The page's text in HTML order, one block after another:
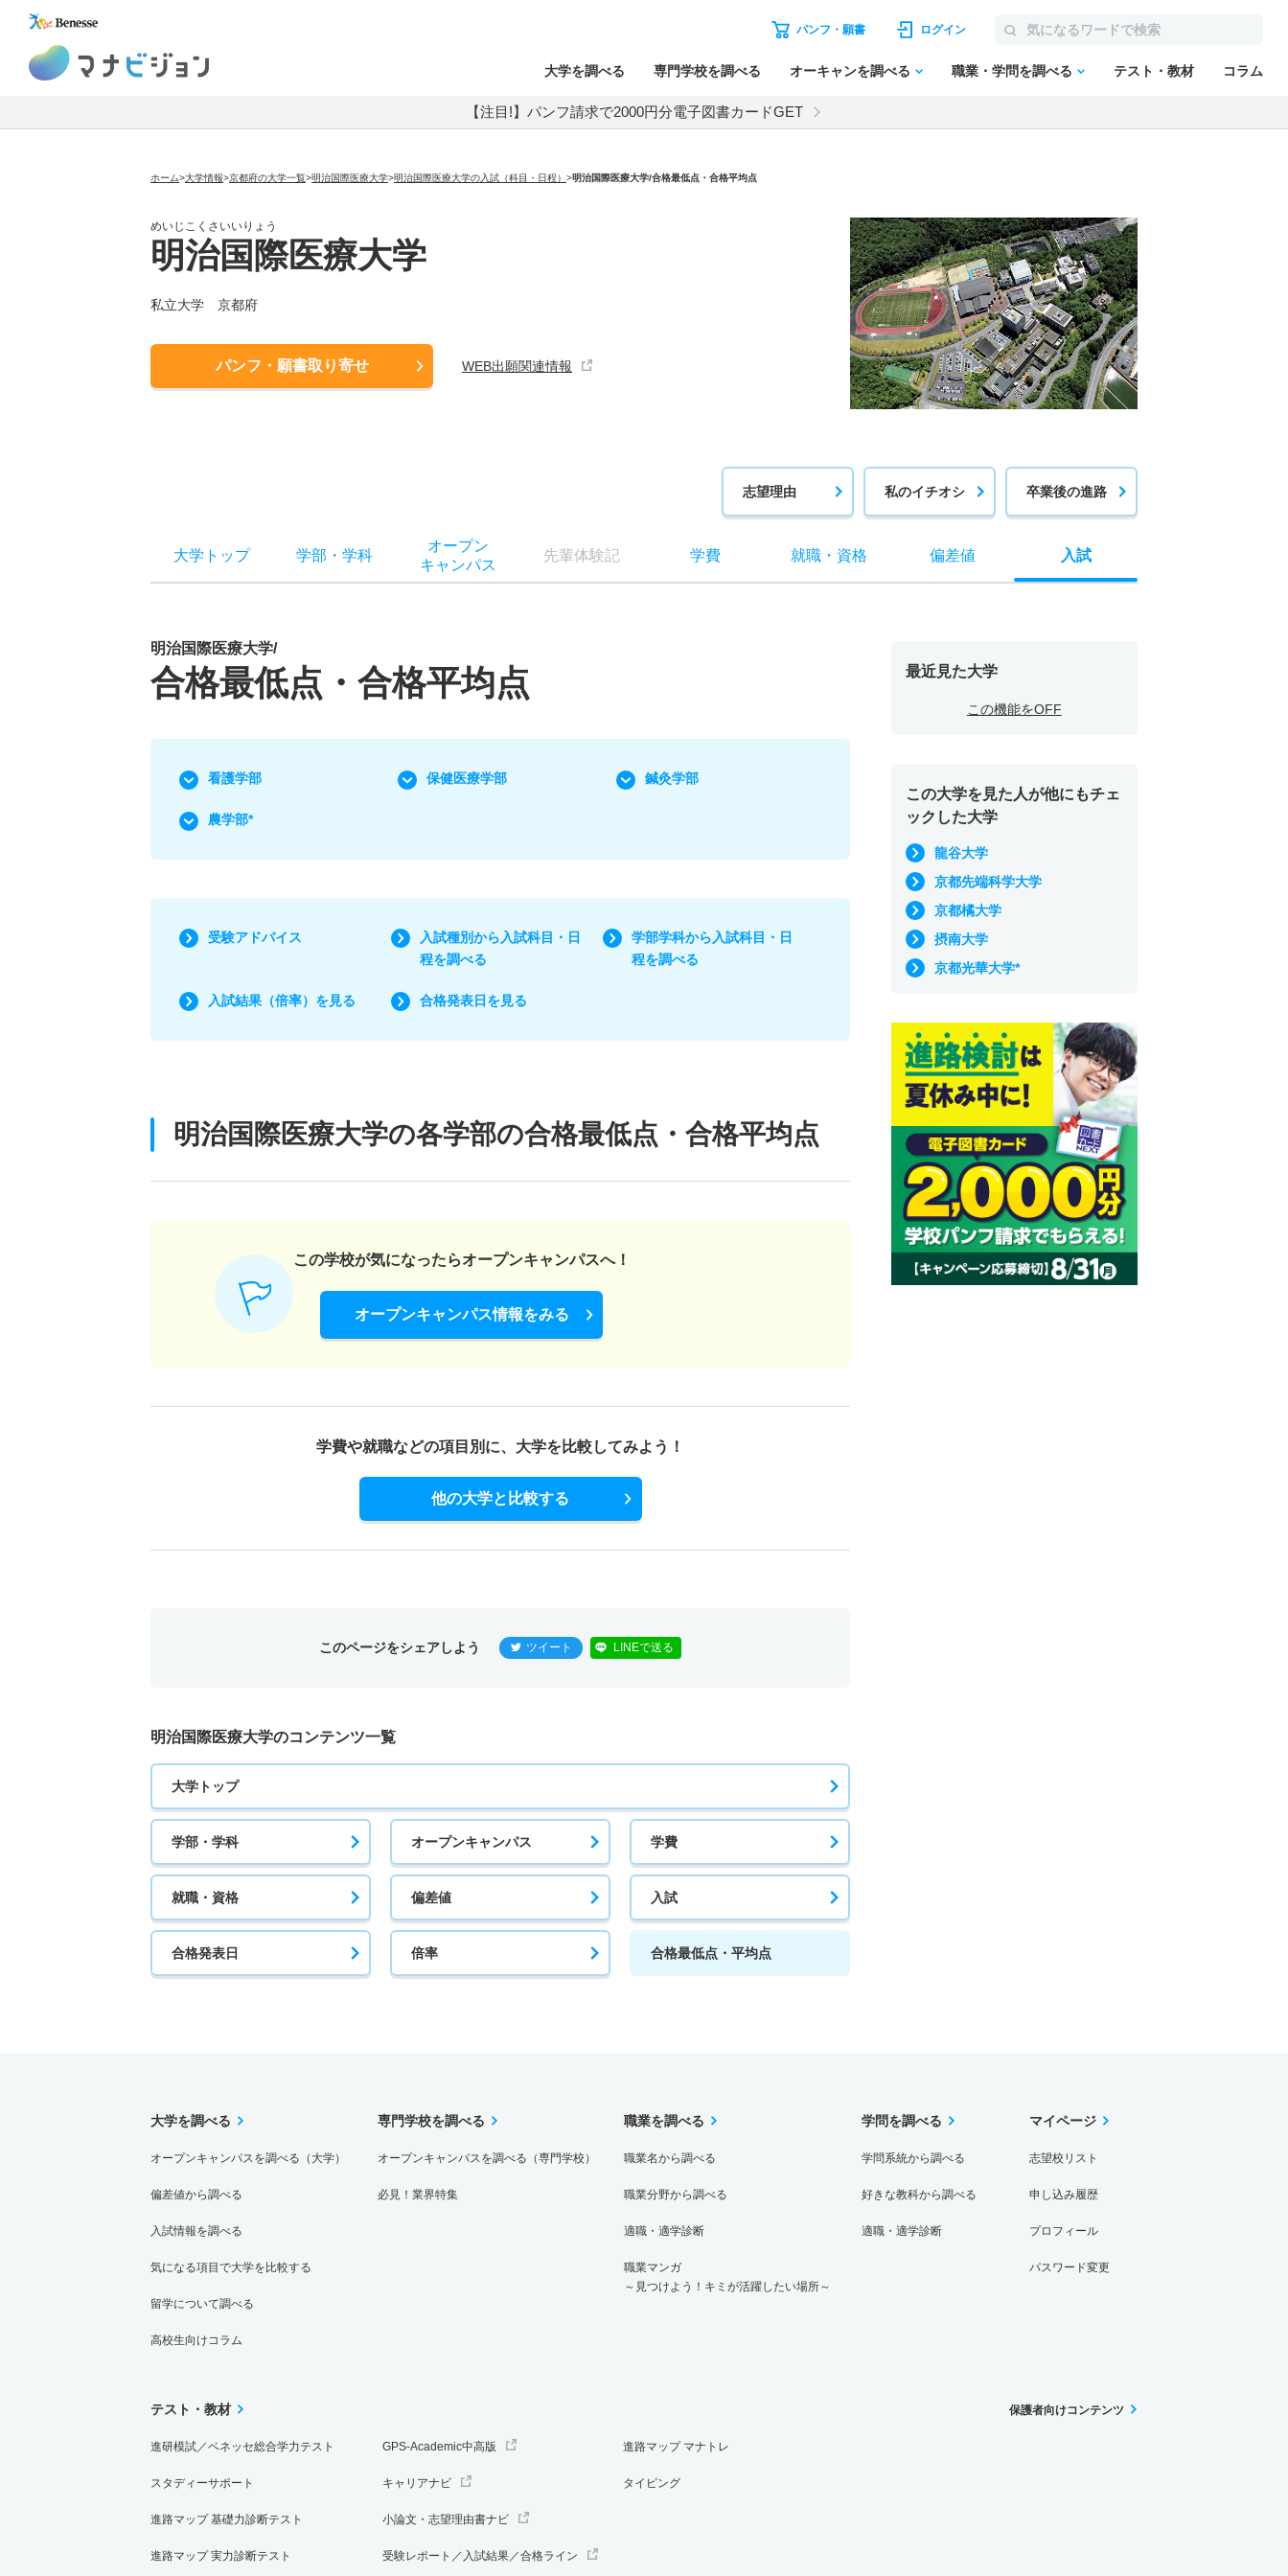
パンフ・願書 ログイン
大学を調べる 専門学校を調べる オーキャンを調べる 職業・学問を調べる テスト・教材 コラム
【注目!】パンフ請求で2000円分電子図書カードGET
ホーム>大学情報>京都府の大学一覧>明治国際医療大学>明治国際医療大学の入試（科目・日程） >明治国際医療大学/合格最低点・合格平均点
めいじこくさいいりょう
明治国際医療大学
私立大学 京都府
パンフ・願書取り寄せ WEB出願関連情報
志望理由 私のイチオシ 卒業後の進路
大学トップ 学部 ・ 学科
オープン
キャンパス
先輩体験記 学費 就職・ 資格 偏差値 入試
明治国際医療大学/
合格最低点・合格平均点
看護学部 保健医療学部 鍼灸学部
農学部*
受験アドバイス
入試種別から入試科目・日
程を調べる
学部学科から入試科目・日
程を調べる
入試結果（倍率）を見る 合格発表日を見る
明治国際医療大学の各学部の合格最低点・合格平均点
この学校が気になったらオープンキャンパスへ！
オープンキャンパス情報をみる
学費や就職などの項目別に、 大学を比較してみよう！
他の大学と比較する
このページをシェアしよう ツイート LINEで送る
明治国際医療大学のコンテンツ一覧
大学トップ
学部・学科 オープンキャンパス 学費
就職・資格 偏差値 入試
合格発表日 倍率 合格最低点・平均点
最近見た大学
この機能をOFF
この大学を見た人が他にもチェ
ックした大学
龍谷大学
京都先端科学大学
京都橘大学
摂南大学
京都光華大学*
大学を調べる
オープンキャンパスを調べる（大学）
偏差値から調べる
入試情報を調べる
気になる項目で大学を比較する
留学について調べる
高校生向けコラム
専門学校を調べる
オープンキャンパスを調べる（専門学校）
必見！業界特集
職業を調べる
職業名から調べる
職業分野から調べる
適職・適学診断
職業マンガ
～見つけよう！キミが活躍したい場所～
学問を調べる
学問系統から調べる
好きな教科から調べる
適職・適学診断
マイページ
志望校リスト
申し込み履歴
プロフィール
パスワード変更
テスト・教材
進研模試／ベネッセ総合学力テスト
スタディーサポート
進路マップ 基礎力診断テスト
進路マップ 実力診断テスト
GPS-Academic中高版
キャリアナビ
小論文・志望理由書ナビ
受験レポート／入試結果／合格ライン
進路マップ マナトレ
タイピング
保護者向けコンテンツ